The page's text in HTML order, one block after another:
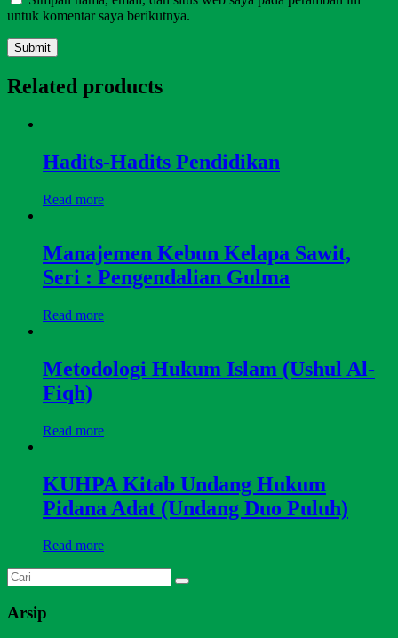
untuk komentar saya berikutnya.
Related products
Hadits-Hadits Pendidikan
Read more
Manajemen Kebun Kelapa Sawit,
Seri : Pengendalian Gulma
Read more
Metodologi Hukum Islam (Ushul Al-
Fiqh)
Read more
KUHPA Kitab Undang Hukum
Pidana Adat (Undang Duo Puluh)
Read more
Arsip